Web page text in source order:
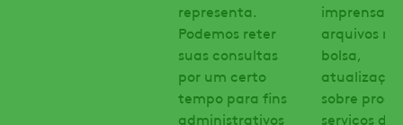
representa.
Podemos reter
suas consultas
por um certo
tempo para fins
administrativos
imprensa,
arquivos na
bolsa,
sobre
serviços da